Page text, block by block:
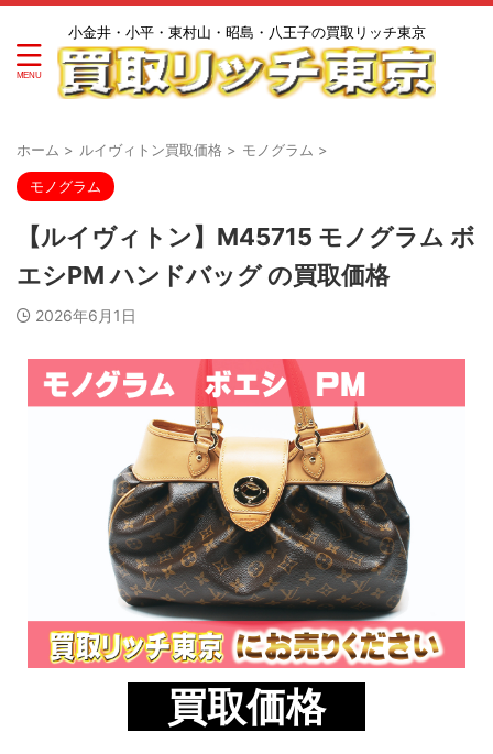
小金井・小平・東村山・昭島・八王子の買取リッチ東京
ホーム > ルイヴィトン買取価格 > モノグラム >
モノグラム
【ルイヴィトン】M45715 モノグラム ボ
エシPM ハンドバッグ の買取価格
2026年6月1日
買取価格